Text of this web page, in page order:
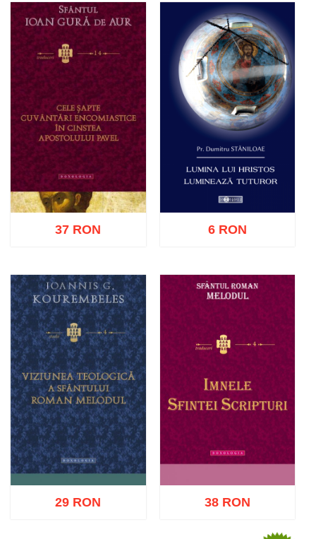
Adaugă în coș Wishlist Adaugă în coș Wishlist
Adaugă în coș Wishlist
37 RON
Adaugă în coș Wishlist
6 RON
29 RON 38 RON